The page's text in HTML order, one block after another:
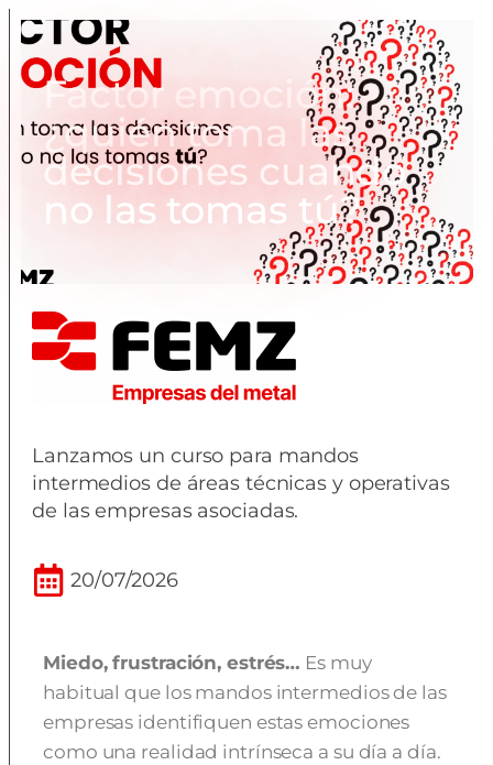
Factor emoción:
¿quién toma las
decisiones cuando
no las tomas tú?
Lanzamos un curso para mandos
intermedios de áreas técnicas y operativas
de las empresas asociadas.
20/07/2026
Miedo, frustración, estrés… Es muy
habitual que los mandos intermedios de las
empresas identifiquen estas emociones
como una realidad intrínseca a su día a día.